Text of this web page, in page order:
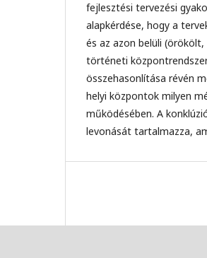
fejlesztési tervezési
alapkérdése, hogy a
és az azon belüli
történeti
összehasonlítása révén
helyi központok milyen
működésében. A
levonását tartalmazza,